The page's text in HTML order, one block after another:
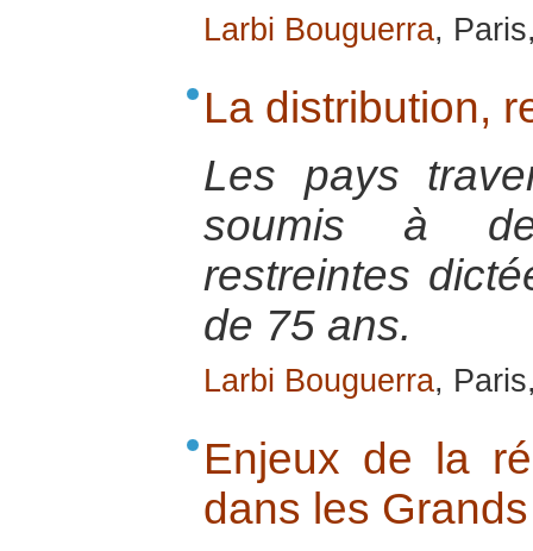
Larbi Bouguerra,
La distribution,
Les pays
soumis à
restreintes
de 75 ans.
Larbi Bouguerra,
Enjeux de la
dans les